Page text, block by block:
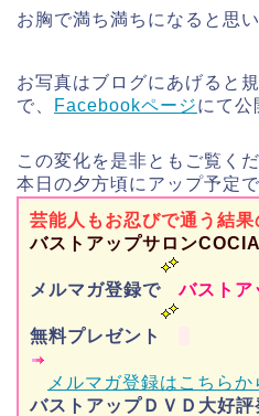
お胸で満ち満ちになると思
お写真はブログにあげると
で、
Facebookページにて公
この変化を是非ともご覧く
本日の夕方頃にアップ予定で
芸能人もお忍びで通う結果
バストアップサロン
メルマガ登録で バストア
無料プレゼント
メルマガ登録はこちらか
バストアップＤＶＤ大好評